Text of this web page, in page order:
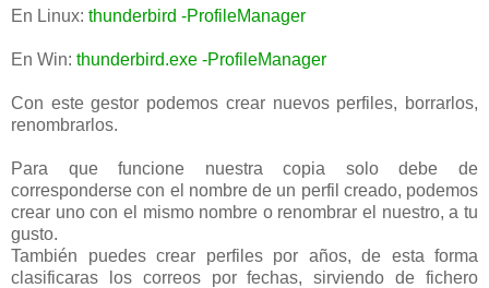
En Linux: thunderbird -ProfileManager
En Win: thunderbird.exe -ProfileManager
Con este gestor podemos crear nuevos perfiles, borrarlos,
renombrarlos.
Para que funcione nuestra copia solo debe de
corresponderse con el nombre de un perfil creado, podemos
crear uno con el mismo nombre o renombrar el nuestro, a tu
gusto.
También puedes crear perfiles por años, de esta forma
clasificaras los correos por fechas, sirviendo de fichero